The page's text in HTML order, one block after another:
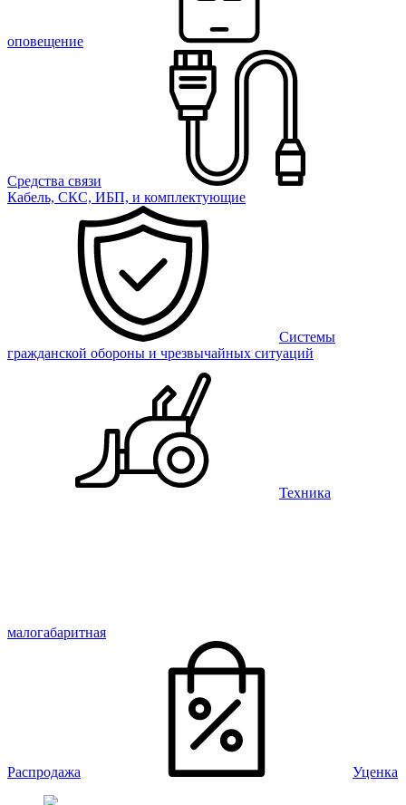
оповещение
Средства связи
Кабель, СКС, ИБП, и комплектующие
Системы
гражданской обороны и чрезвычайных ситуаций
Техника
малогабаритная
Распродажа Уценка